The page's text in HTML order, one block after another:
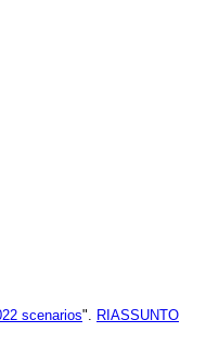
scenarios". RIASSUNTO